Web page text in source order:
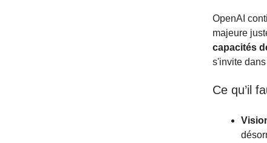
OpenAI
majeure
capacités
s'invite
Ce qu’il